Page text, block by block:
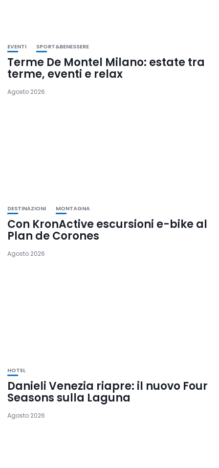
EVENTI SPORT&BENESSERE
Terme De Montel Milano: estate tra
terme, eventi e relax
Agosto 2026
DESTINAZIONI MONTAGNA
Con KronActive escursioni e-bike al
Plan de Corones
Agosto 2026
HOTEL
Danieli Venezia riapre: il nuovo Four
Seasons sulla Laguna
Agosto 2026